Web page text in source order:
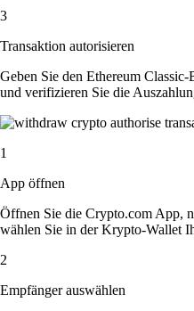
3
Transaktion autorisieren
Geben Sie den Ethereum
und verifizieren Sie die
1
App öffnen
Öffnen Sie die Crypto.com App,
wählen Sie in der Krypto-Wallet
2
Empfänger auswählen